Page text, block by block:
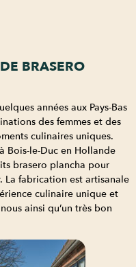
BRASERO
années aux Pays-Bas
des femmes et des
culinaires uniques.
Bois-le-Duc en Hollande
brasero plancha pour
La fabrication est artisanale
culinaire unique et
ainsi qu’un très bon